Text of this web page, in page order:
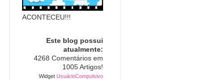
ACONTECEU!!!
Este blog possui
atualmente:
4268 Comentários em
1005 Artigos!
Widget UsuárioCompulsivo